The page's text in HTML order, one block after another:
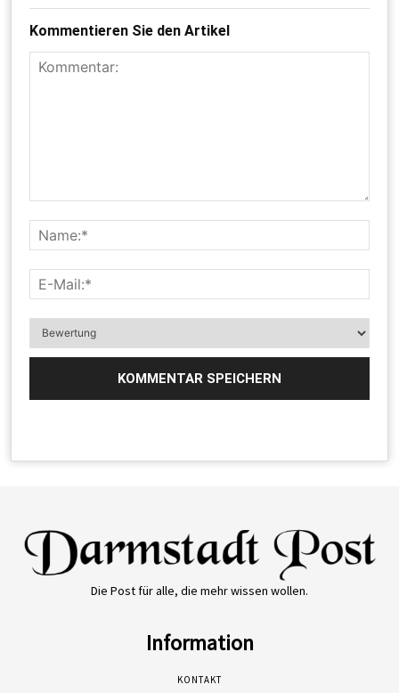
Kommentieren Sie den Artikel
Die Post für alle, die mehr wissen wollen.
Information
KONTAKT